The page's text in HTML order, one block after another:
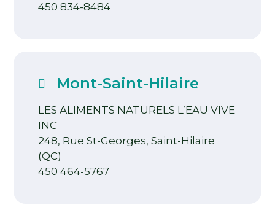
450 834-8484
Mont-Saint-Hilaire
LES ALIMENTS NATURELS L’EAU VIVE
INC
248, Rue St-Georges, Saint-Hilaire
(QC)
450 464-5767